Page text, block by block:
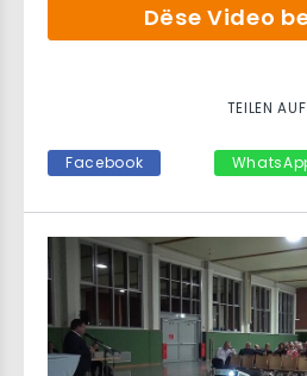
Dëse Video
TEILEN AUF
Facebook